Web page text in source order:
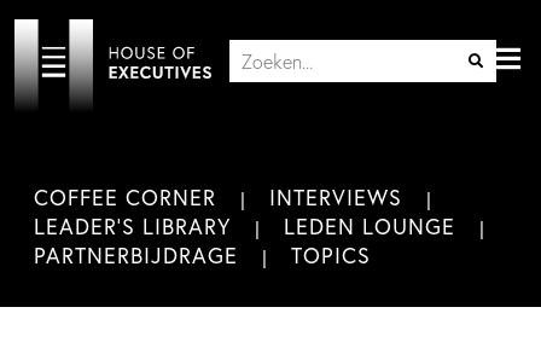
COFFEE CORNER
INTERVIEWS
LEADER'S LIBRARY
LEDEN LOUNGE
PARTNERBIJDRAGE
TOPICS